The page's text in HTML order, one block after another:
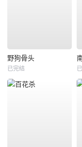
野狗骨头
已完结